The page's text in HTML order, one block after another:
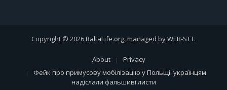
Copyright © 2026BaltaLife.org. managed byWEB-STT.
About
Privacy
Фейк про примусову мобілізацію у Польщі: українцям
надіслали фальшиві листи